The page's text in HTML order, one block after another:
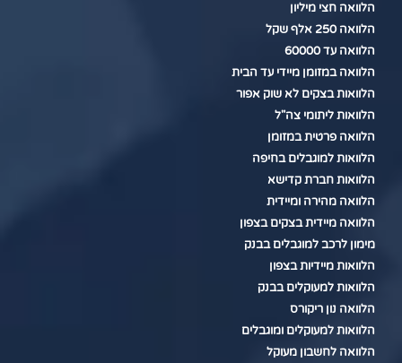
הלוואה חצי מיליון
הלוואה 250 אלף שקל
הלוואה עד 60000
הלוואה במזומן מיידי עד הבית
הלוואות בצקים לא שוק אפור
הלוואות ליתומי צה"ל
הלוואה פרטית במזומן
הלוואות למוגבלים בחיפה
הלוואות חברת קדישא
הלוואה מהירה ומיידית
הלוואה מיידית בצקים בצפון
מימון לרכב למוגבלים בבנק
הלוואות מיידיות בצפון
הלוואות למעוקלים בבנק
הלוואה נון ריקורס
הלוואות למעוקלים ומוגבלים
הלוואה לחשבון מעוקל